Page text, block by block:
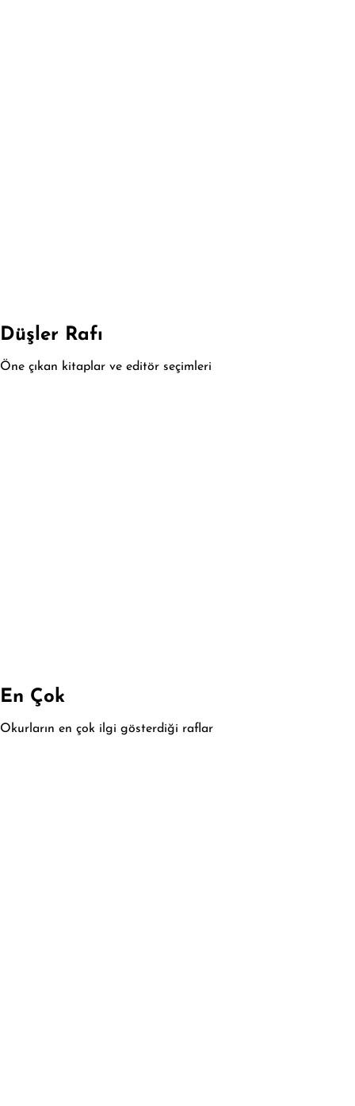
Düşler Rafı
Öne çıkan kitaplar ve editör seçimleri
En Çok
Okurların en çok ilgi gösterdiği raflar